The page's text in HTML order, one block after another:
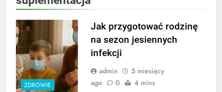
ZDROWIE
Jak przygotować rodzinę
na sezon jesiennych
infekcji
admin
5 miesięcy
ago
0 4 mins